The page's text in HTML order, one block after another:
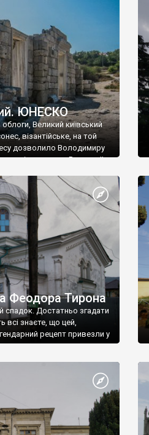
з фондів об’єкту
Таврійського».
але експерти та
[…]
ЮНЕСКО
облоги, Великий київський
візантійське, на той
дозволило Володимиру
імператору Василю ІІ,
Василем-
Русі. На честь
місто […]
Феодора Тирона
спадок. Достатньо згадати
всі знаєте, що цей,
рецепт привезли у